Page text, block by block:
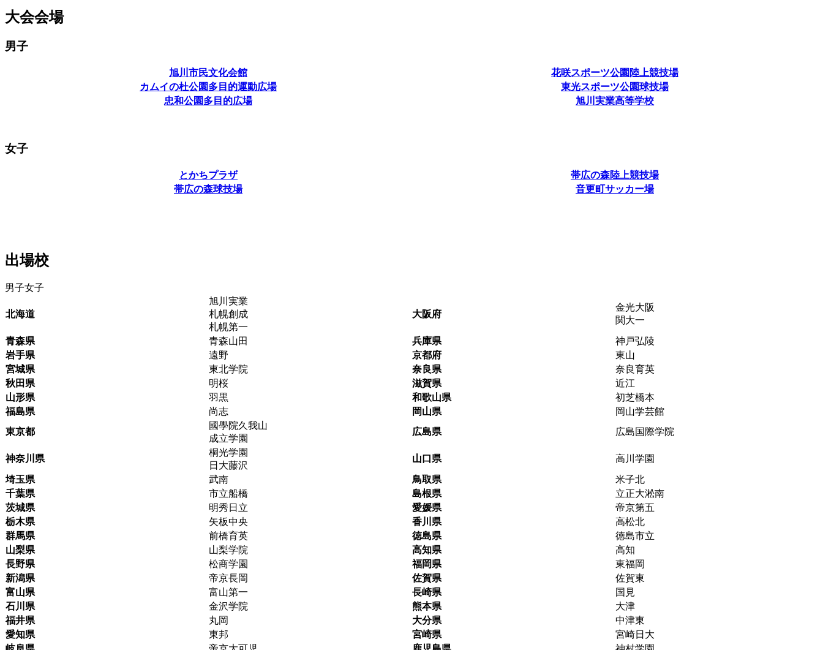
大会会場
男子
旭川市民文化会館
花咲スポーツ公園陸上競技場
カムイの杜公園多目的運動広場
東光スポーツ公園球技場
忠和公園多目的広場
旭川実業高等学校
女子
とかちプラザ
帯広の森陸上競技場
帯広の森球技場
音更町サッカー場
出場校
男子女子
北海道
旭川実業
札幌創成
札幌第一
大阪府
金光大阪
関大一
青森県
青森山田 兵庫県
神戸弘陵
岩手県
遠野 京都府
東山
宮城県
東北学院 奈良県
奈良育英
秋田県
明桜 滋賀県
近江
山形県
羽黒 和歌山県
初芝橋本
福島県
尚志 岡山県
岡山学芸館
東京都
國學院久我山
成立学園
広島県 広島国際学院
神奈川県
桐光学園
日大藤沢
山口県
高川学園
埼玉県
武南 鳥取県
米子北
千葉県
市立船橋 島根県
立正大淞南
茨城県
明秀日立 愛媛県
帝京第五
栃木県
矢板中央 香川県
高松北
群馬県
前橋育英 徳島県
徳島市立
山梨県
山梨学院 高知県
高知
長野県
松商学園 福岡県
東福岡
新潟県
帝京長岡 佐賀県
佐賀東
富山県
富山第一 長崎県
国見
石川県
金沢学院 熊本県
大津
福井県
丸岡 大分県
中津東
愛知県
東邦 宮崎県
宮崎日大